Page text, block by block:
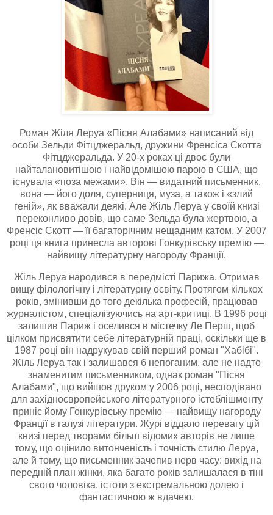
Роман Жіля Леруа «Пісня Алабами» написаний від
особи Зельди Фітцджеральд, дружини Френсіса Скотта
Фітцджеральда. У 20-х роках ці двоє були
найталановитішою і найвідомішою парою в США, що
існувала «поза межами». Він — видатний письменник,
вона — його доля, суперниця, муза, а також і «злий
геній», як вважали деякі. Але Жіль Леруа у своїй книзі
переконливо довів, що саме Зельда була жертвою, а
Френсіс Скотт — її багаторічним нещадним катом. У 2007
році ця книга принесла авторові Гонкурівську премію —
найвищу літературну нагороду Франції.
Жіль Леруа народився в передмісті Парижа. Отримав
вищу філологічну і літературну освіту. Протягом кількох
років, змінивши до того декілька професій, працював
журналістом, спеціалізуючись на арт-критиці. В 1996 році
залишив Париж і оселився в містечку Ле Перш, щоб
цілком присвятити себе літературній праці, оскільки ще в
1987 році він надрукував свій перший роман "Хабібі".
Жіль Леруа так і залишався б непоганим, але не надто
знаменитим письменником, однак роман "Пісня
Алабами", що вийшов друком у 2006 році, несподівано
для західноєвропейського літературного істеблішменту
приніс йому Гонкурівську премію — найвищу нагороду
Франції в галузі літератури. Журі віддало перевагу цій
книзі перед творами більш відомих авторів не лише
тому, що оцінило витонченість і точність стилю Леруа,
але й тому, що письменник зачепив нерв часу: вихід на
передній план жінки, яка багато років залишалася в тіні
свого чоловіка, істоти з екстремальною долею і
фантастичною ж вдачею.